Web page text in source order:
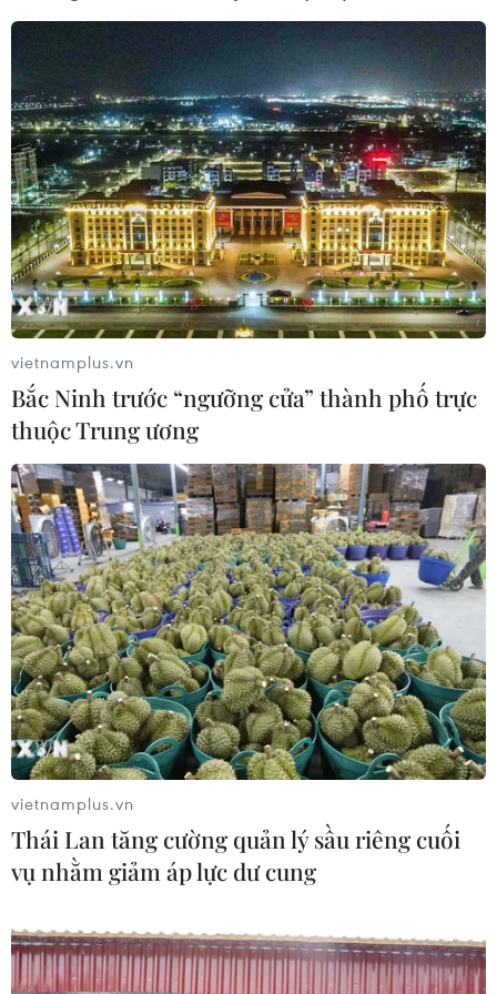
Đức cảnh báo rủi ro cho kinh tế toàn cầu
do trần nợ công tại Mỹ
14/05/2023 02:28
Theo Bộ trưởng Tài chính Đức, triển vọng kinh tế toàn
cầu vẫn còn mong manh và ông hy vọng rằng những
nước đang gặp khó khăn sẽ không bị ảnh hưởng từ
những ưu tiên ngắn hạn hoặc quan điểm bè phái.
vietnamplus.vn
Bắc Ninh trước “ngưỡng cửa” thành phố trực
thuộc Trung ương
vietnamplus.vn
Thái Lan tăng cường quản lý sầu riêng cuối
vụ nhằm giảm áp lực dư cung